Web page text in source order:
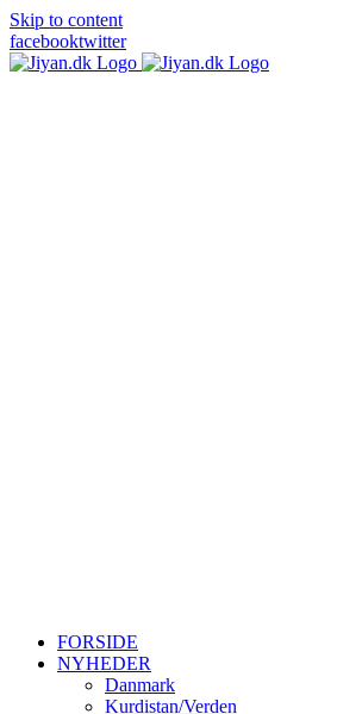
Skip to content
facebooktwitter
FORSIDE
NYHEDER
Danmark
Kurdistan/Verden